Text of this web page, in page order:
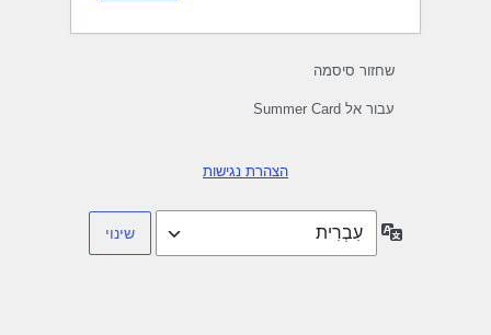
שחזור סיסמה
עבור אל Summer Card
הצהרת נגישות
שפה